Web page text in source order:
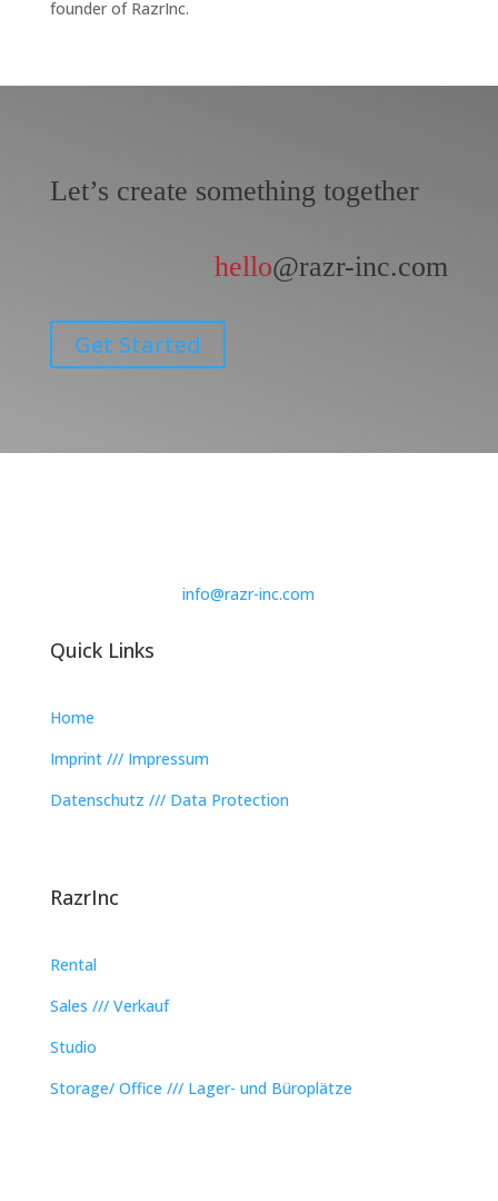
founder of RazrInc.
Let’s create something together
hello@razr-inc.com
Get Started
info@razr-inc.com
Quick Links
Home
Imprint /// Impressum
Datenschutz /// Data Protection
RazrInc
Rental
Sales /// Verkauf
Studio
Storage/ Office /// Lager- und Büroplätze